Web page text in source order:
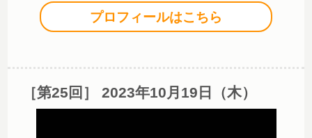
プロフィールはこちら
［第25回］ 2023年10月19日（木）